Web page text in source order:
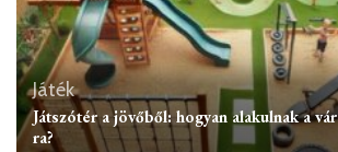
Játék
Játszótér a jövőből: hogyan alakulnak a
ra?